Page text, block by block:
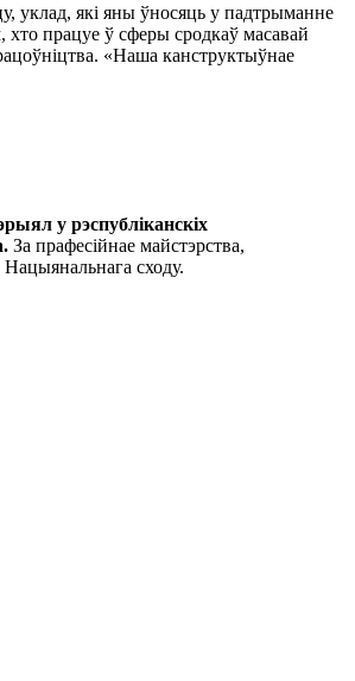
уклад, які яны ўносяць у падтрыманне
хто працуе ў сферы сродкаў масавай
«Наша канструктыўнае
у рэспубліканскіх
За прафесійнае майстэрства,
Нацыянальнага сходу.